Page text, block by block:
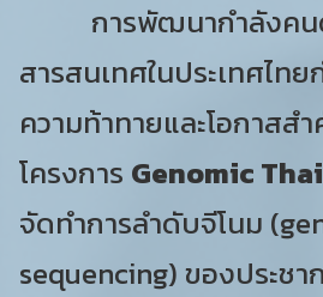
การพัฒนากำลังคน
สารสนเทศในประเทศไท
ความท้าทายและโอกาสส
โครงการ Genomic
จัดทำการลำดับจีโนม
sequencing) ของประชา